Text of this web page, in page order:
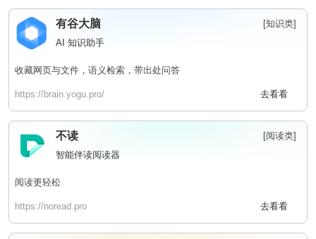
有谷大脑
[知识类]
AI 知识助手
收藏网页与文件，语义检索，带出处问答
https://brain.yogu.pro/ 去看看
不读
[阅读类]
智能伴读阅读器
阅读更轻松
https://noread.pro 去看看